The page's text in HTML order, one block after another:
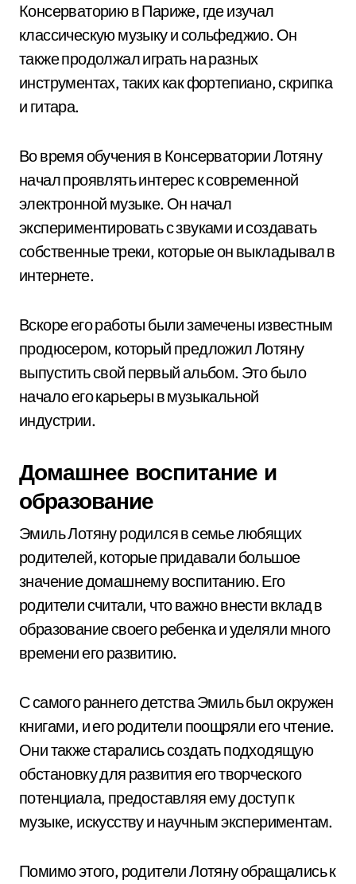
Консерваторию в Париже, где изучал
классическую музыку и сольфеджио. Он
также продолжал играть на разных
инструментах, таких как фортепиано, скрипка
и гитара.
Во время обучения в Консерватории Лотяну
начал проявлять интерес к современной
электронной музыке. Он начал
экспериментировать с звуками и создавать
собственные треки, которые он выкладывал в
интернете.
Вскоре его работы были замечены известным
продюсером, который предложил Лотяну
выпустить свой первый альбом. Это было
начало его карьеры в музыкальной
индустрии.
Домашнее воспитание и
образование
Эмиль Лотяну родился в семье любящих
родителей, которые придавали большое
значение домашнему воспитанию. Его
родители считали, что важно внести вклад в
образование своего ребенка и уделяли много
времени его развитию.
С самого раннего детства Эмиль был окружен
книгами, и его родители поощряли его чтение.
Они также старались создать подходящую
обстановку для развития его творческого
потенциала, предоставляя ему доступ к
музыке, искусству и научным экспериментам.
Помимо этого, родители Лотяну обращались к